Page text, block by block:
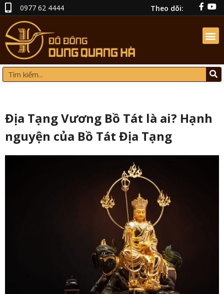
0977 62 4444 Theo dõi:
Địa Tạng Vương Bồ Tát là ai? Hạnh
nguyện của Bồ Tát Địa Tạng